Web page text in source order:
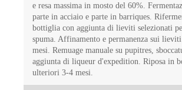
e resa massima in mosto del 60%.
parte in acciaio e parte in barriques.
bottiglia con aggiunta di lieviti selezionati
spuma. Affinamento e permanenza sui
mesi. Remuage manuale su pupitres,
aggiunta di liqueur d'expedition. Riposa in
ulteriori 3-4 mesi.